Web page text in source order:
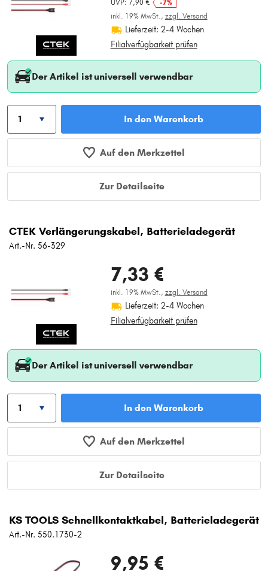
UVP: 7,90 €
-7%
inkl. 19% MwSt., zzgl. Versand
Lieferzeit: 2-4 Wochen
Filialverfügbarkeit prüfen
Der Artikel ist universell verwendbar
In den Warenkorb
Auf den Merkzettel
Zur Detailseite
CTEK Verlängerungskabel, Batterieladegerät
Art.-Nr. 56-329
7,33 €
inkl. 19% MwSt., zzgl. Versand
Lieferzeit: 2-4 Wochen
Filialverfügbarkeit prüfen
Der Artikel ist universell verwendbar
In den Warenkorb
Auf den Merkzettel
Zur Detailseite
KS TOOLS Schnellkontaktkabel, Batterieladegerät
Art.-Nr. 550.1730-2
9,95 €